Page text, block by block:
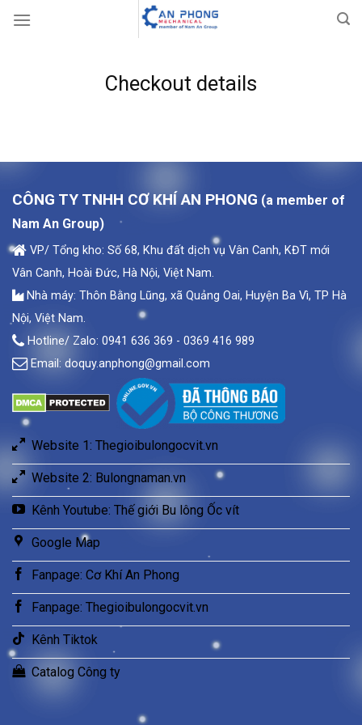
Checkout details
CÔNG TY TNHH CƠ KHÍ AN PHONG (a member of
Nam An Group)
VP/ Tổng kho: Số 68, Khu đất dịch vụ Vân Canh, KĐT mới
Vân Canh, Hoài Đức, Hà Nội, Việt Nam.
Nhà máy: Thôn Bằng Lũng, xã Quảng Oai, Huyện Ba Vì, TP Hà
Nội, Việt Nam.
Hotline/ Zalo: 0941 636 369 - 0369 416 989
Email: doquy.anphong@gmail.com
Website 1: Thegioibulongocvit.vn
Website 2: Bulongnaman.vn
Kênh Youtube: Thế giới Bu lông Ốc vít
Google Map
Fanpage: Cơ Khí An Phong
Fanpage: Thegioibulongocvit.vn
Kênh Tiktok
Catalog Công ty